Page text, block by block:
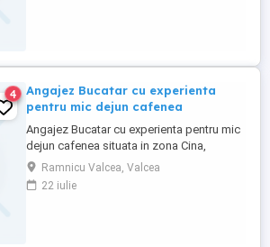
4
Angajez Bucatar cu experienta
pentru mic dejun cafenea
Angajez Bucatar cu experienta pentru mic
dejun cafenea situata in zona Cina,
Ostroveni, Rm Valcea
Ramnicu Valcea, Valcea
22 iulie